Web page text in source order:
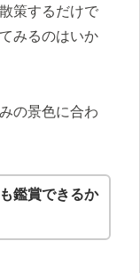
策するだけで
みるのはいか
の景色に合わ
鑑賞できるか